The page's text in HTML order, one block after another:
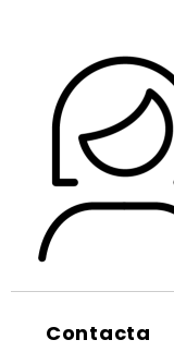
Contacta